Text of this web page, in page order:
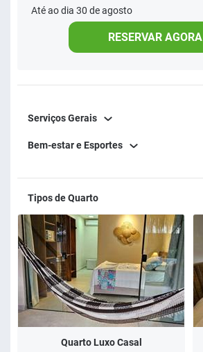
Até ao dia 30 de agosto
RESERVAR AGORA
Serviços Gerais
Bem-estar e Esportes
Tipos de Quarto
Quarto Luxo Casal